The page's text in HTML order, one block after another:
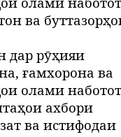
ва
дар рӯҳияи
ғамхорона ва
олами
ахбори
ва истифодаи